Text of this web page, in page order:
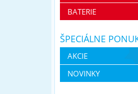
BATERIE
ŠPECIÁLNE
AKCIE
NOVINKY